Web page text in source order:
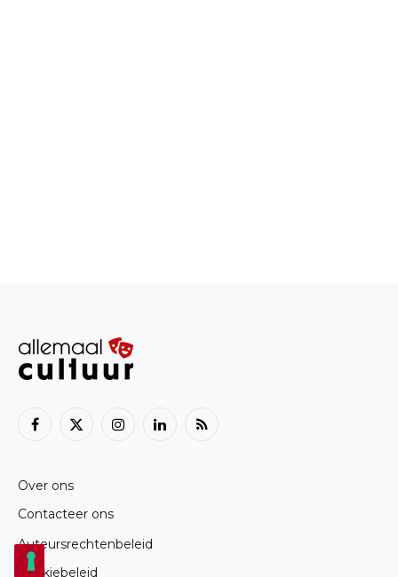
Facebook
X
InstagramLinkedInRSS
Over ons
Contacteer ons
Auteursrechtenbeleid
Cookiebeleid